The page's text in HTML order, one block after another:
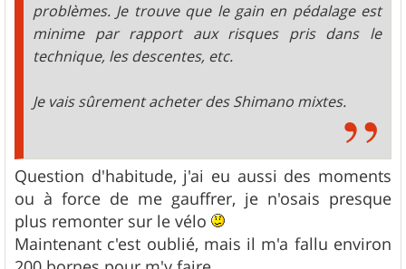
problèmes. Je trouve que le gain en pédalage est
minime par rapport aux risques pris dans le
technique, les descentes, etc.
Je vais sûrement acheter des Shimano mixtes.
Question d'habitude, j'ai eu aussi des moments
ou à force de me gauffrer, je n'osais presque
plus remonter sur le vélo
Maintenant c'est oublié, mais il m'a fallu environ